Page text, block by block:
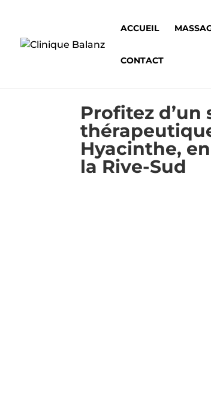
ACCUEIL
CONTACT
Profitez d’un
Hyacinthe,
la Rive-Sud